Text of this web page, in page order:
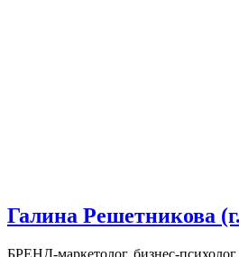
Галина Решетникова
БРЕНД-маркетолог, бизнес-психолог,